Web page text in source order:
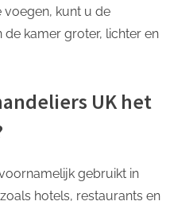
voegen, kunt u de
kamer groter, lichter en
UK het
gebruikt in
hotels, restaurants en